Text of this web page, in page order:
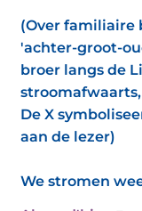
(Over familiaire
'achter-groot-
broer langs de
De X
aan de lezer)
We stromen